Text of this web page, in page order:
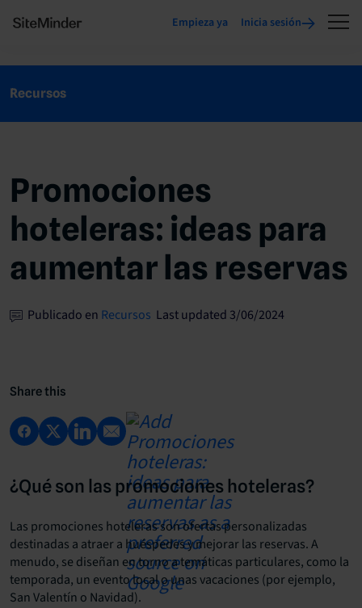
Empieza ya Inicia sesión
Recursos
Promociones
hoteleras: ideas para
aumentar las reservas
Publicado en Recursos Last updated 3/06/2024
Share this
¿Qué son las promociones hoteleras?
Las promociones hoteleras son ofertas personalizadas
destinadas a atraer a huéspedes y mejorar las reservas. A
menudo, se diseñan en torno a temáticas particulares, como la
temporada, un evento local o unas vacaciones (por ejemplo,
San Valentín o Navidad).